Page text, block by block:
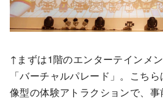
↑まずは1階のエンターテインメ
「バーチャルパレード」。こち
像型の体験アトラクションで、